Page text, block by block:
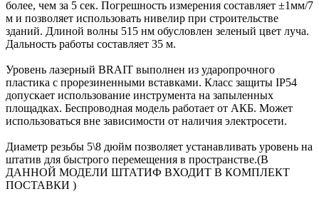
более, чем за 5 сек. Погрешность измерения составляет ±1мм/7
м и позволяет использовать нивелир при строительстве
зданий. Длиной волны 515 нм обусловлен зеленый цвет луча.
Дальность работы составляет 35 м.
Уровень лазерный BRAIT выполнен из ударопрочного
пластика с прорезиненными вставками. Класс защиты IP54
допускает использование инструмента на запыленных
площадках. Беспроводная модель работает от АКБ. Может
использоваться вне зависимости от наличия электросети.
Диаметр резьбы 5\8 дюйм позволяет устанавливать уровень на
штатив для быстрого перемещения в пространстве.(В
ДАННОЙ МОДЕЛИ ШТАТИФ ВХОДИТ В КОМПЛЕКТ
ПОСТАВКИ )